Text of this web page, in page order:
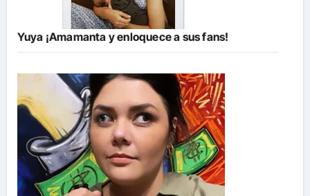
Yuya ¡Amamanta y enloquece a sus fans!